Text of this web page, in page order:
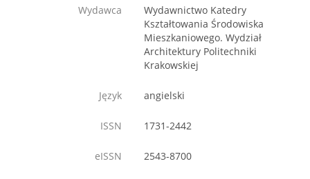
Wydawca
Wydawnictwo Katedry
Kształtowania Środowiska
Mieszkaniowego. Wydział
Architektury Politechniki
Krakowskiej
Język angielski
ISSN 1731-2442
eISSN 2543-8700